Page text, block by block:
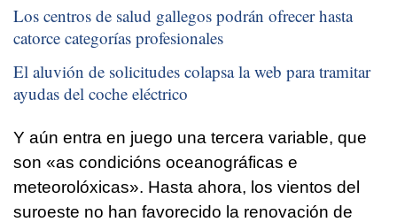
Los centros de salud gallegos podrán ofrecer hasta
catorce categorías profesionales
El aluvión de solicitudes colapsa la web para tramitar
ayudas del coche eléctrico
Y aún entra en juego una tercera variable, que
son «as condicións oceanográficas e
meteorolóxicas». Hasta ahora, los vientos del
suroeste no han favorecido la renovación de